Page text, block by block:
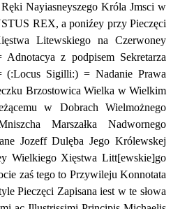
Nayiasneyszego Króla Jmsci w
REX, a poniźey przy Pieczęci
Litewskiego na Czerwoney
z podpisem Sekretarza
(:Locus Sigilli:) = Nadanie Prawa
Brzostowica Wielka w Wielkim
w Dobrach Wielmożnego
Marszałka Nadwornego
Jozeff Dulęba Jego Królewskej
Wielkiego Xięstwa Litt[ewskie]go
zaś tego to Przywileju Konnotata
Pieczęci Zapisana iest w te słowa